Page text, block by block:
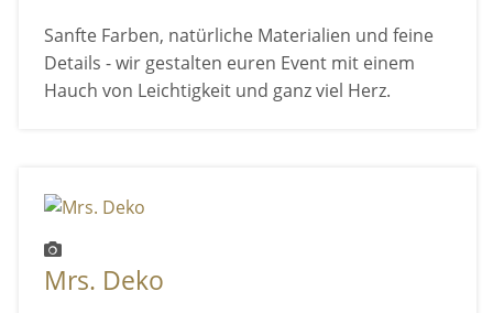
Sanfte Farben, natürliche Materialien und feine
Details - wir gestalten euren Event mit einem
Hauch von Leichtigkeit und ganz viel Herz.
Mrs. Deko